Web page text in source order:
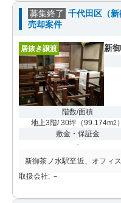
募集終了 千代田区（
売却案件
居抜き譲渡 新
階数/面積
地上3階/ 30坪 （99.174m2 ）
敷金・保証金
-
新御茶ノ水駅至近、オフィ
取扱会社: －